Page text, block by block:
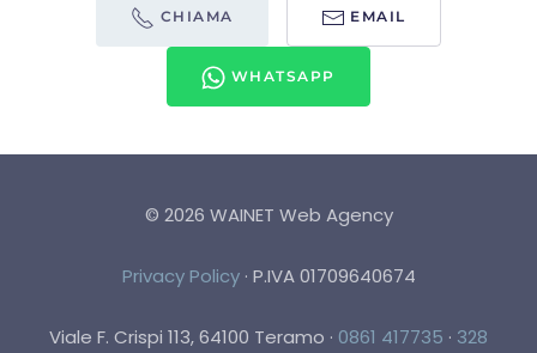
CHIAMA EMAIL
WHATSAPP
© 2026 WAINET Web Agency
Privacy Policy · P.IVA 01709640674
Viale F. Crispi 113, 64100 Teramo · 0861 417735 · 328